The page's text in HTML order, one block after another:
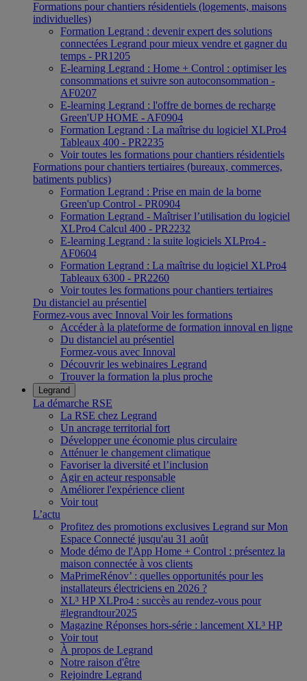
Formations pour chantiers résidentiels (logements, maisons
individuelles)
Formation Legrand : devenir expert des solutions
connectées Legrand pour mieux vendre et gagner du
temps - PR1205
E-learning Legrand : Home + Control : optimiser les
consommations et suivre son autoconsommation -
AF0207
E-learning Legrand : l'offre de bornes de recharge
Green'UP HOME - AF0904
Formation Legrand : La maîtrise du logiciel XLPro4
Tableaux 400 - PR2235
Voir toutes les formations pour chantiers résidentiels
Formations pour chantiers tertiaires (bureaux, commerces,
batiments publics)
Formation Legrand : Prise en main de la borne
Green'up Control - PR0904
Formation Legrand - Maîtriser l’utilisation du logiciel
XLPro4 Calcul 400 - PR2232
E-learning Legrand : la suite logiciels XLPro4 -
AF0604
Formation Legrand : La maîtrise du logiciel XLPro4
Tableaux 6300 - PR2260
Voir toutes les formations pour chantiers tertiaires
Du distanciel au présentiel
Formez-vous avec Innoval Voir les formations
Accéder à la plateforme de formation innoval en ligne
Du distanciel au présentiel
Formez-vous avec Innoval
Découvrir les webinaires Legrand
Trouver la formation la plus proche
Legrand
La démarche RSE
La RSE chez Legrand
Un ancrage territorial fort
Développer une économie plus circulaire
Atténuer le changement climatique
Favoriser la diversité et l’inclusion
Agir en acteur responsable
Améliorer l'expérience client
Voir tout
L’actu
Profitez des promotions exclusives Legrand sur Mon
Espace Connecté jusqu'au 31 août
Mode démo de l'App Home + Control : présentez la
maison connectée à vos clients
MaPrimeRénov’ : quelles opportunités pour les
installateurs électriciens en 2026 ?
XL³ HP XLPro4 : succès au rendez-vous pour
#legrandtour2025
Magazine Réponses hors-série : lancement XL³ HP
Voir tout
À propos de Legrand
Notre raison d'être
Rejoindre Legrand